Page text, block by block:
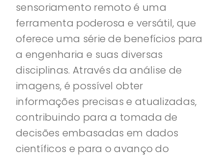
sensoriamento remoto é uma
ferramenta poderosa e versátil, que
oferece uma série de benefícios para
a engenharia e suas diversas
disciplinas. Através da análise de
imagens, é possível obter
informações precisas e atualizadas,
contribuindo para a tomada de
decisões embasadas em dados
científicos e para o avanço do